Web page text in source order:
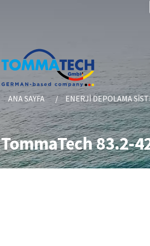
ANA SAYFA ENERJI DEPOLAMA
TommaTech 83.2-